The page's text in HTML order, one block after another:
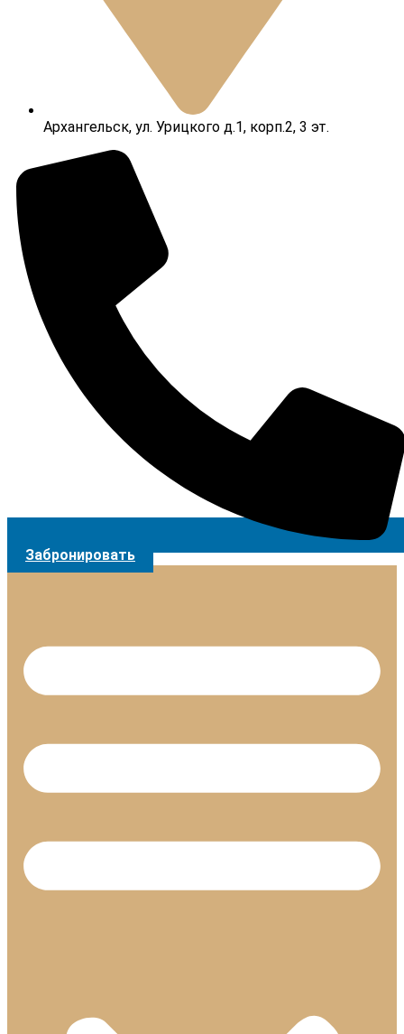
Архангельск, ул. Урицкого д.1, корп.2, 3 эт.
Забронировать